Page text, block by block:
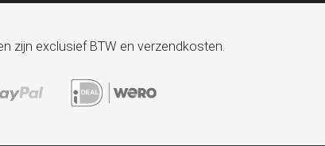
zijn exclusief BTW en verzendkosten.